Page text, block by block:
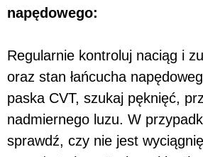
napędowego:
Regularnie kontroluj naciąg i
oraz stan łańcucha
paska CVT, szukaj pęknięć,
nadmiernego luzu. W
sprawdź, czy nie jest